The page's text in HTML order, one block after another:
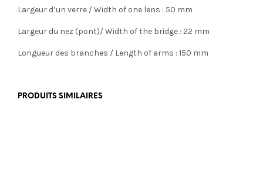
Largeur d’un verre / Width of one lens : 50 mm
Largeur du nez (pont)/ Width of the bridge : 22 mm
Longueur des branches / Length of arms : 150 mm
PRODUITS SIMILAIRES